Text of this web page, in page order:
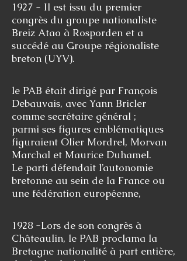
1927 - Il est issu du premier
congrès du groupe nationaliste
Breiz Atao à Rosporden et a
succédé au Groupe régionaliste
breton (UYV).​
le PAB était dirigé par François
Debauvais, avec Yann Bricler
comme secrétaire général ;
parmi ses figures emblématiques
figuraient Olier Mordrel, Morvan
Marchal et Maurice Duhamel.
Le parti défendait l’autonomie
bretonne au sein de la France ou
une fédération européenne,
1928 -Lors de son congrès à
Châteaulin, le PAB proclama la
Bretagne nationalité à part entière,